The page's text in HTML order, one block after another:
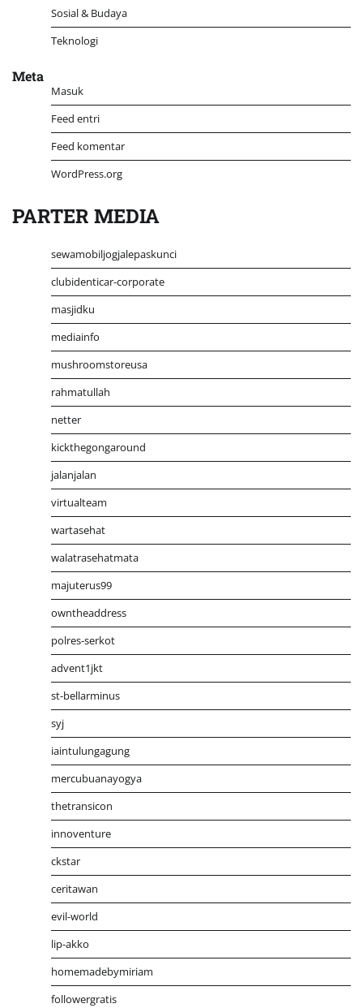
Sosial & Budaya
Teknologi
Meta
Masuk
Feed entri
Feed komentar
WordPress.org
PARTER MEDIA
sewamobiljogjalepaskunci
clubidenticar-corporate
masjidku
mediainfo
mushroomstoreusa
rahmatullah
netter
kickthegongaround
jalanjalan
virtualteam
wartasehat
walatrasehatmata
majuterus99
owntheaddress
polres-serkot
advent1jkt
st-bellarminus
syj
iaintulungagung
mercubuanayogya
thetransicon
innoventure
ckstar
ceritawan
evil-world
lip-akko
homemadebymiriam
followergratis